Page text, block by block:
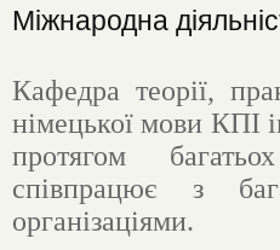
Міжнародна
Кафедра теорії,
німецької мови КПІ
протягом
співпрацює з
організаціями.